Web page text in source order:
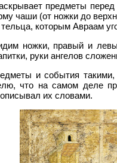
предметы
чаши (от ножки до
которым Авраам
ножки, правый и
руки ангелов
и события
что на самом деле
их словами.